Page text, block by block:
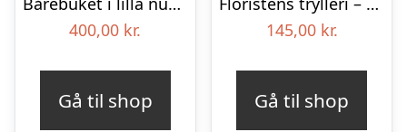
400,00 kr.
Gå til shop
145,00 kr.
Gå til shop